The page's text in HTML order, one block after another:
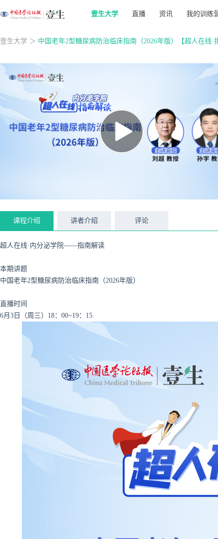
壹生大学 直播 资讯 我的训练
壹生大学 ＞ 中国老年2型糖尿病防治临床指南（2026年版）【超人在线·
课程介绍 讲者介绍 评论
超人在线·内分泌学院——指南解读
本期讲题
中国老年2型糖尿病防治临床指南（2026年版）
直播时间
6月3日（周三）18：00~19：15